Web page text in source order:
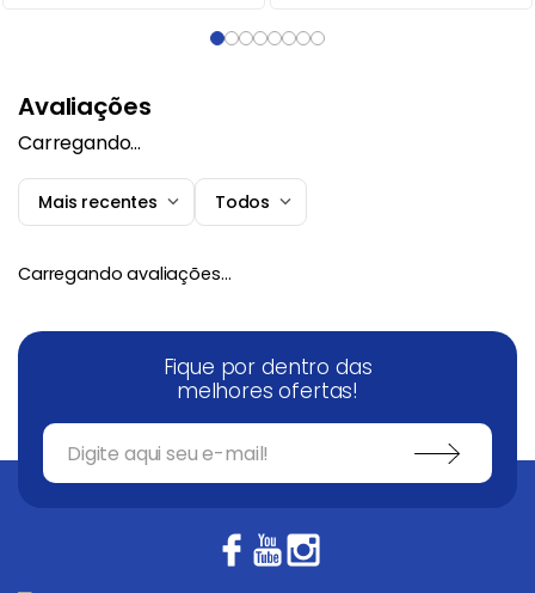
Avaliações
Carregando…
Mais recentes Todos
Carregando avaliações…
Fique por dentro das
melhores ofertas!